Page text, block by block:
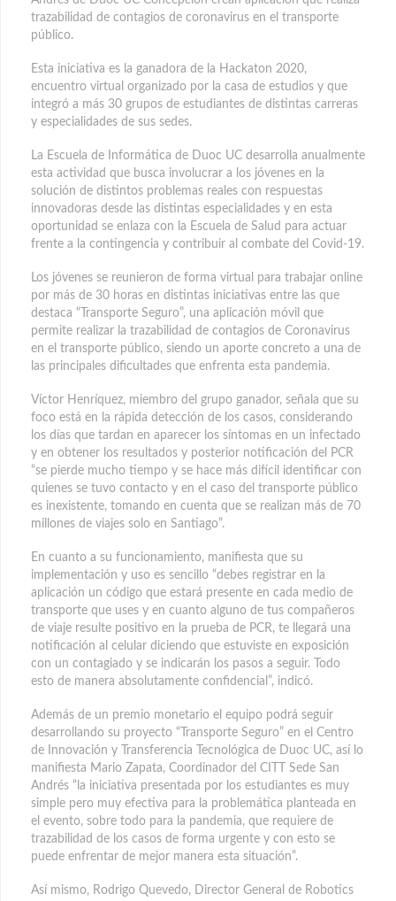
trazabilidad de contagios de coronavirus en el transporte
público.
Esta iniciativa es la ganadora de la Hackaton 2020,
encuentro virtual organizado por la casa de estudios y que
integró a más 30 grupos de estudiantes de distintas carreras
y especialidades de sus sedes.
La Escuela de Informática de Duoc UC desarrolla anualmente
esta actividad que busca involucrar a los jóvenes en la
solución de distintos problemas reales con respuestas
innovadoras desde las distintas especialidades y en esta
oportunidad se enlaza con la Escuela de Salud para actuar
frente a la contingencia y contribuir al combate del Covid-19.
Los jóvenes se reunieron de forma virtual para trabajar online
por más de 30 horas en distintas iniciativas entre las que
destaca “Transporte Seguro”, una aplicación móvil que
permite realizar la trazabilidad de contagios de Coronavirus
en el transporte público, siendo un aporte concreto a una de
las principales dificultades que enfrenta esta pandemia.
Víctor Henríquez, miembro del grupo ganador, señala que su
foco está en la rápida detección de los casos, considerando
los días que tardan en aparecer los síntomas en un infectado
y en obtener los resultados y posterior notificación del PCR
“se pierde mucho tiempo y se hace más difícil identificar con
quienes se tuvo contacto y en el caso del transporte público
es inexistente, tomando en cuenta que se realizan más de 70
millones de viajes solo en Santiago”.
En cuanto a su funcionamiento, manifiesta que su
implementación y uso es sencillo “debes registrar en la
aplicación un código que estará presente en cada medio de
transporte que uses y en cuanto alguno de tus compañeros
de viaje resulte positivo en la prueba de PCR, te llegará una
notificación al celular diciendo que estuviste en exposición
con un contagiado y se indicarán los pasos a seguir. Todo
esto de manera absolutamente confidencial”, indicó.
Además de un premio monetario el equipo podrá seguir
desarrollando su proyecto “Transporte Seguro” en el Centro
de Innovación y Transferencia Tecnológica de Duoc UC, así lo
manifiesta Mario Zapata, Coordinador del CITT Sede San
Andrés “la iniciativa presentada por los estudiantes es muy
simple pero muy efectiva para la problemática planteada en
el evento, sobre todo para la pandemia, que requiere de
trazabilidad de los casos de forma urgente y con esto se
puede enfrentar de mejor manera esta situación”.
Así mismo, Rodrigo Quevedo, Director General de Robotics